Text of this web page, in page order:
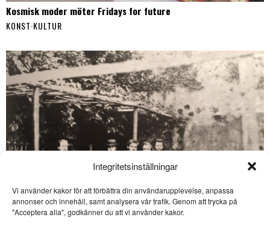
Integritetsinställningar
Vi använder kakor för att förbättra din användarupplevelse, anpassa
annonser och innehåll, samt analysera vår trafik. Genom att trycka på
"Acceptera alla", godkänner du att vi använder kakor.
Kosmisk moder möter Fridays for future
KONST·KULTUR
SE ÄVEN